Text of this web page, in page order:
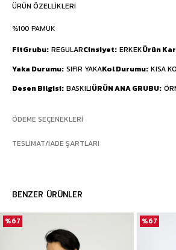
ÜRÜN ÖZELLIKLERI
%100 PAMUK
FitGrubu REGULARCinsiyet ERKEKÜrün
Yaka Durumu SIFIR YAKAKol Durumu KISA
Desen Bilgisi BASKILIÜRÜN ANA GRUBU
ÖDEME SEÇENEKLERI
TESLIMAT/İADE ŞARTLARI
BENZER ÜRÜNLER
%67 %67